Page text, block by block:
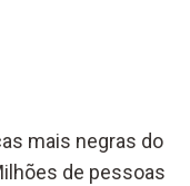
mais negras do
de pessoas